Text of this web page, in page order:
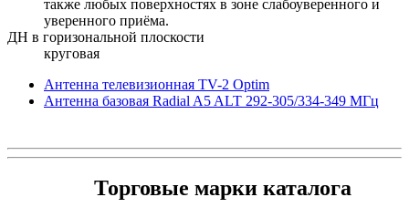
также любых поверхностях в зоне слабоуверенного и
уверенного приёма.
ДН в горизональной плоскости
круговая
Антенна телевизионная TV-2 Optim
Антенна базовая Radial A5 ALT 292-305/334-349 МГц
Торговые марки каталога